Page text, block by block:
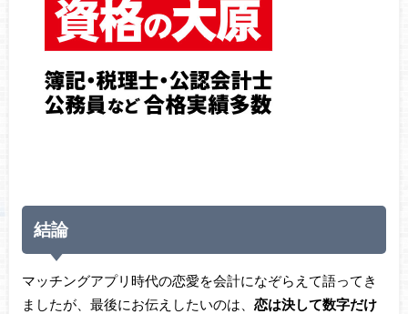
結論
マッチングアプリ時代の恋愛を会計になぞらえて語ってき
ましたが、最後にお伝えしたいのは、 恋は決して数字だけ